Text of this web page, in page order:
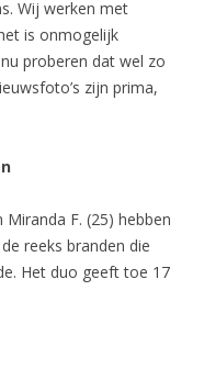
Wij werken met
is onmogelijk
proberen dat wel zo
zijn prima,
F. (25) hebben
reeks branden die
Het duo geeft toe 17